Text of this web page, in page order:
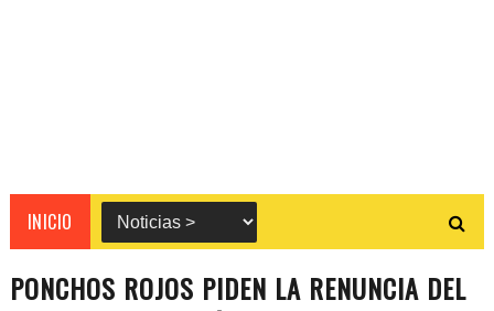
INICIO
PONCHOS ROJOS PIDEN LA RENUNCIA DEL